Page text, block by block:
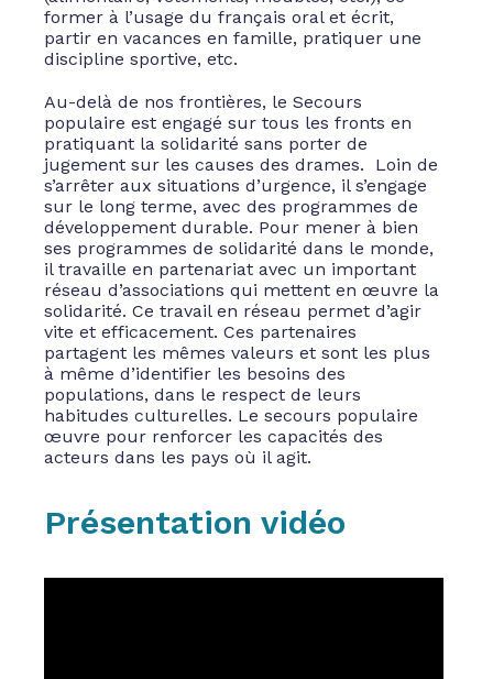
former à l’usage du français oral et écrit,
partir en vacances en famille, pratiquer une
discipline sportive, etc.
Au-delà de nos frontières, le Secours
populaire est engagé sur tous les fronts en
pratiquant la solidarité sans porter de
jugement sur les causes des drames. Loin de
s’arrêter aux situations d’urgence, il s’engage
sur le long terme, avec des programmes de
développement durable. Pour mener à bien
ses programmes de solidarité dans le monde,
il travaille en partenariat avec un important
réseau d’associations qui mettent en œuvre la
solidarité. Ce travail en réseau permet d’agir
vite et efficacement. Ces partenaires
partagent les mêmes valeurs et sont les plus
à même d’identifier les besoins des
populations, dans le respect de leurs
habitudes culturelles. Le secours populaire
œuvre pour renforcer les capacités des
acteurs dans les pays où il agit.
Présentation vidéo